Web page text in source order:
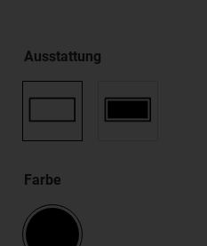
Ausstattung
Farbe